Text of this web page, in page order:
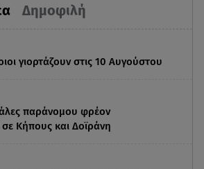
Δημοφιλή
γιορτάζουν στις 10 Αυγούστου
παράνομου φρέον
Κήπους και Δοϊράνη